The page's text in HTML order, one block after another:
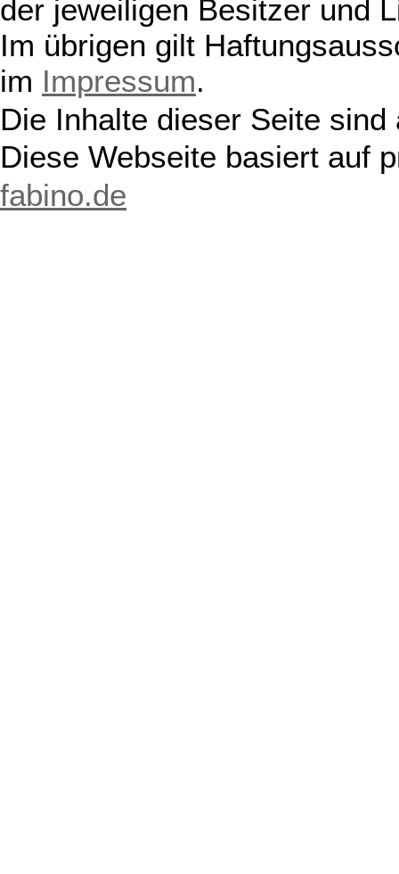
der jeweiligen Besitzer und
Im übrigen gilt
im Impressum.
Die Inhalte dieser Seite
Diese Webseite basiert auf
fabino.de